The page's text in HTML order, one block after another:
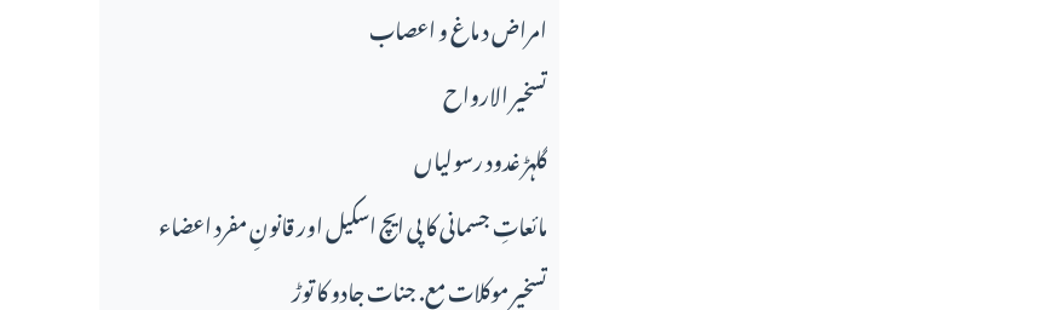
امراض د ماغ و اعصاب
تسخير الارواح
گلہڑ غدود رسولیاں
مائعاتِ جسمانی کا پی ایچ اسکیل اور قانونِ مفرد اعضاء
تسخیر موکلات مع. جنات جادو کا توڑ